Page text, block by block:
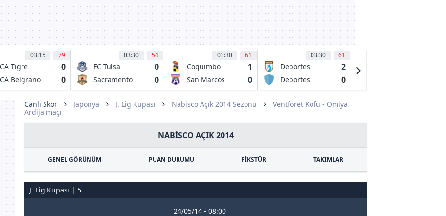
03:15 79
CA Tigre 0
CA Belgrano
0
03:30 54
FC Tulsa 0
Sacramento
0
03:30 61
Coquimbo
Unido
1
San Marcos
0
03:30 61
Deportes
Iquique
2
Deportes
0
Canlı Skor Japonya J. Lig Kupası Nabisco Açık 2014 Sezonu
Ventforet Kofu - Omiya
Ardija maçı
NABISCO AÇIK 2014
GENEL GÖRÜNÜM PUAN DURUMU FİKSTÜR TAKIMLAR
J. Lig Kupası | 5
24/05/14 - 08:00